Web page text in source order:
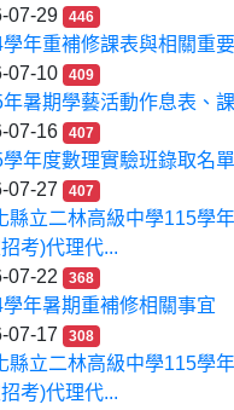
07-29
446
學年重補修課表與相關重
07-10
409
年暑期學藝活動作息表、
07-16
407
學年度數理實驗班錄取名
07-27
407
縣立二林高級中學115學
考)代理代...
07-22
368
學年暑期重補修相關事宜
07-17
308
縣立二林高級中學115學
考)代理代...